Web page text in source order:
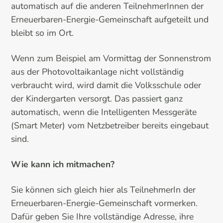
automatisch auf die anderen TeilnehmerInnen der
Erneuerbaren-Energie-Gemeinschaft aufgeteilt und
bleibt so im Ort.
Wenn zum Beispiel am Vormittag der Sonnenstrom
aus der Photovoltaikanlage nicht vollständig
verbraucht wird, wird damit die Volksschule oder
der Kindergarten versorgt. Das passiert ganz
automatisch, wenn die Intelligenten Messgeräte
(Smart Meter) vom Netzbetreiber bereits eingebaut
sind.
Wie kann ich mitmachen?
Sie können sich gleich hier als TeilnehmerIn der
Erneuerbaren-Energie-Gemeinschaft vormerken.
Dafür geben Sie Ihre vollständige Adresse, ihre